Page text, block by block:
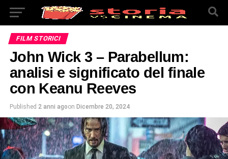
FILM STORICI
John Wick 3 – Parabellum:
analisi e significato del finale
con Keanu Reeves
Published 2 anni agoon Dicembre 20, 2024